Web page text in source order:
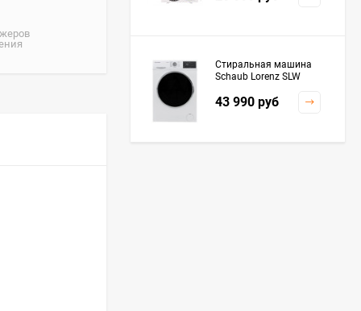
Стиральная машина
Schaub Lorenz SLW
43 990 руб